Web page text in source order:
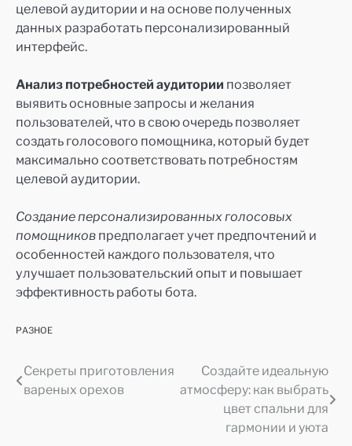
целевой аудитории и на основе полученных
данных разработать персонализированный
интерфейс.
Анализ потребностей аудитории позволяет
выявить основные запросы и желания
пользователей, что в свою очередь позволяет
создать голосового помощника, который будет
максимально соответствовать потребностям
целевой аудитории.
Создание персонализированных голосовых
помощников предполагает учет предпочтений и
особенностей каждого пользователя, что
улучшает пользовательский опыт и повышает
эффективность работы бота.
РАЗНОЕ
Навигация
Секреты приготовления
вареных орехов
Создайте идеальную
атмосферу: как выбрать
цвет спальни для
гармонии и уюта